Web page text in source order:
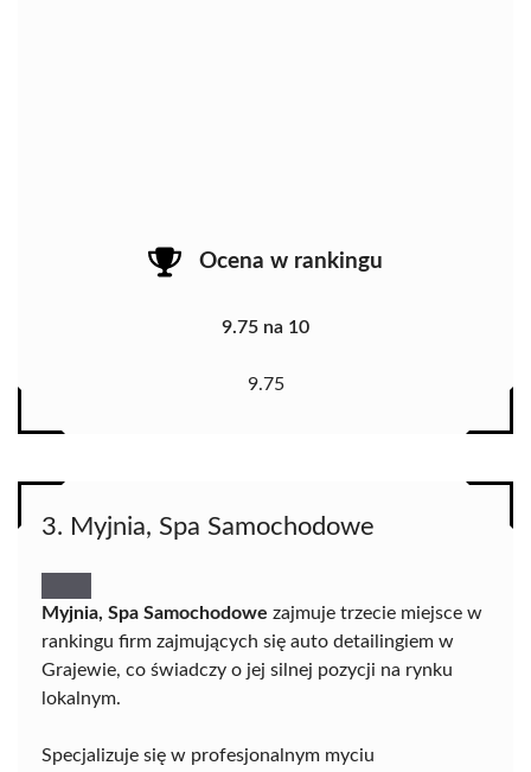
Ocena w rankingu
9.75 na 10
9.75
3. Myjnia, Spa Samochodowe
Myjnia, Spa Samochodowe zajmuje trzecie miejsce w
rankingu firm zajmujących się auto detailingiem w
Grajewie, co świadczy o jej silnej pozycji na rynku
lokalnym.
Specjalizuje się w profesjonalnym myciu